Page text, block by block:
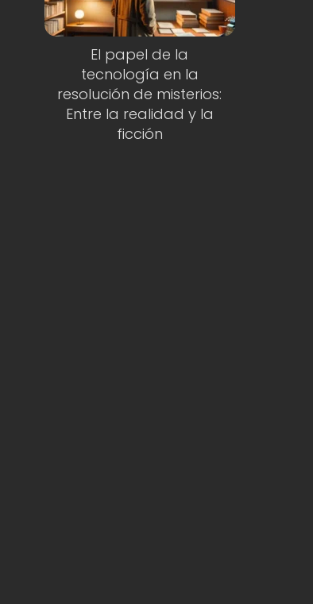
El papel de la
tecnología en la
resolución de misterios:
Entre la realidad y la
ficción